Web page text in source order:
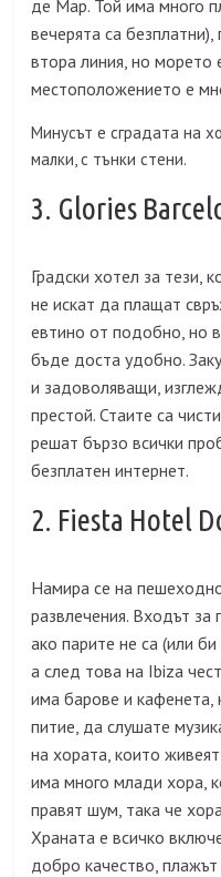
де Мар. Той има много
вечерята са
втора линия, но морето
местоположението е
Минусът е сградата на
малки, с тънки стени.
3. Glories
Градски хотел за тези,
не искат да плащат
евтино от подобно, но
бъде доста удобно.
и задоволяващи,
престой. Стаите са
решат бързо всички
безплатен интернет.
2. Fiesta Hotel
Намира се на
развлечения. Входът
ако парите не са (или
а след това на Ibiza
има барове и
питие, да слушате
на хората, които
има много млади хора,
правят шум, така че
Храната е всичко
добро качество,